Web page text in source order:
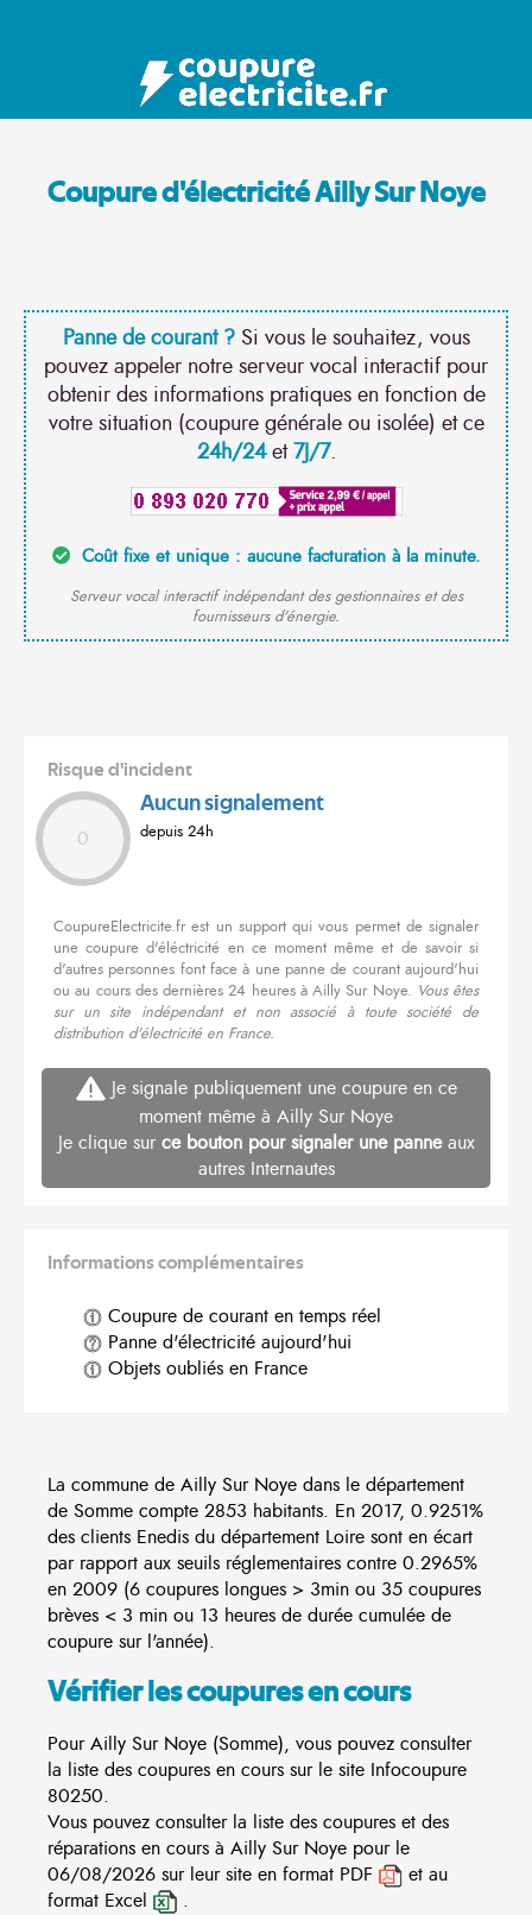
Coupure d'électricité Ailly Sur Noye
Panne de courant ?Si vous le souhaitez, vous
pouvez appeler notre serveur vocal interactif pour
obtenir des informations pratiques en fonction de
votre situation (coupure générale ou isolée) et ce
24h/24et7J/7.
Coût fixe et unique : aucune facturation à la minute.
Serveur vocal interactif indépendant des gestionnaires et des
fournisseurs d'énergie.
Risque d'incident
0
Aucun signalement
depuis 24h
CoupureElectricite.fr est un support qui vous permet de signaler
une coupure d'éléctricité en ce moment même et de savoir si
d'autres personnes font face à une panne de courant aujourd'hui
ou au cours des dernières 24 heures à Ailly Sur Noye. Vous êtes
sur un site indépendant et non associé à toute société de
distribution d'électricité en France.
Je signale publiquement une coupure en ce
moment même à Ailly Sur Noye
Je clique sur ce bouton pour signaler une panneaux
autres Internautes
Informations complémentaires
Coupure de courant en temps réel
Panne d'électricité aujourd'hui
Objets oubliés en France
La commune de Ailly Sur Noye dans le département
de Somme compte 2853 habitants. En 2017, 0.9251%
des clients Enedis du département Loire sont en écart
par rapport aux seuils réglementaires contre 0.2965%
en 2009 (6 coupures longues > 3min ou 35 coupures
brèves < 3 min ou 13 heures de durée cumulée de
coupure sur l'année).
Vérifier les coupures en cours
Pour Ailly Sur Noye (Somme), vous pouvez consulter
la liste des coupures en cours sur le site Infocoupure
80250.
Vous pouvez consulter la liste des coupures et des
réparations en cours à Ailly Sur Noye pour le
06/08/2026 sur leur site en format PDF
et au
format Excel
.